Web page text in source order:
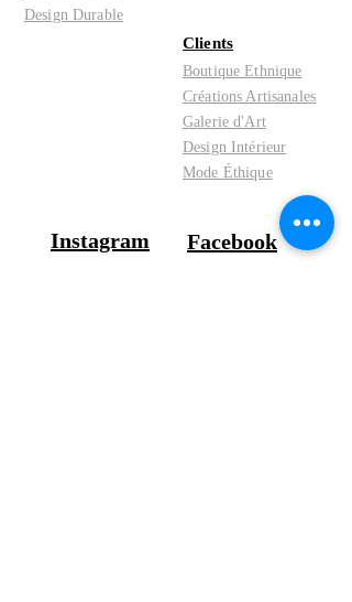
Design Durable
Clients
Boutique Ethnique
Créations Artisanales
Galerie d'Art
Design Intérieur
Mode Éthique
Instagram Facebook